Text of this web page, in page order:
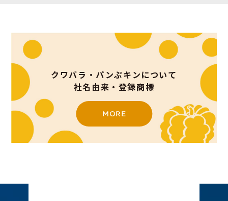
クワバラ・パンぷキンについて
社名由来・登録商標
MORE